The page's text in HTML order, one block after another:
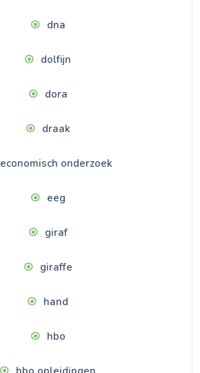
dna
dolfijn
dora
draak
economisch onderzoek
eeg
giraf
giraffe
hand
hbo